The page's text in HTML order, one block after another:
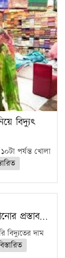
বিদ্যুৎ
পর্যন্ত খোলা
প্রস্তাব…
বিদ্যুতের দাম